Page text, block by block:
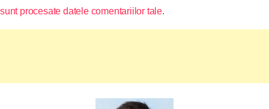
sunt procesate datele comentariilor tale.